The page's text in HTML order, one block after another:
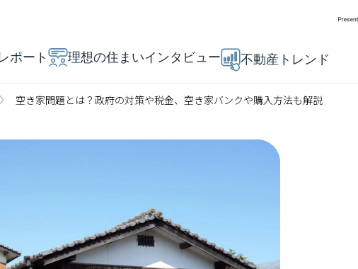
ポート 理想の住まいインタビュー 不動産トレンド
空き家問題とは？政府の対策や税金、空き家バンクや購入方法も解説